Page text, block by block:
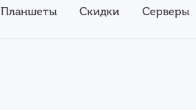
Планшеты Скидки Серверы